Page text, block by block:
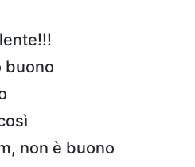
buono
non è buono